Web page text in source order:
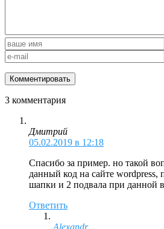
3 комментария
Дмитрий
05.02.2019 в 12:18
Спасибо за пример. но такой
данный код на сайте wordpress,
шапки и 2 подвала при данной
Ответить
Alexandr